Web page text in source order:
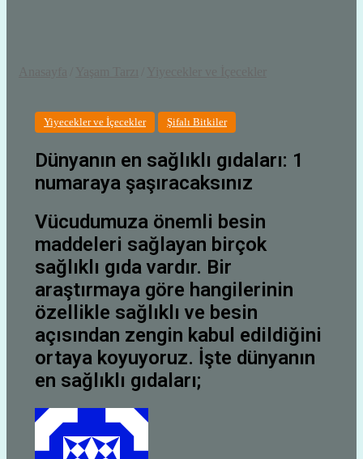
Yiyecekler ve İçecekler Şifalı Bitkiler
Dünyanın en sağlıklı gıdaları: 1
numaraya şaşıracaksınız
Vücudumuza önemli besin
maddeleri sağlayan birçok
sağlıklı gıda vardır. Bir
araştırmaya göre hangilerinin
özellikle sağlıklı ve besin
açısından zengin kabul edildiğini
ortaya koyuyoruz. İşte dünyanın
en sağlıklı gıdaları;